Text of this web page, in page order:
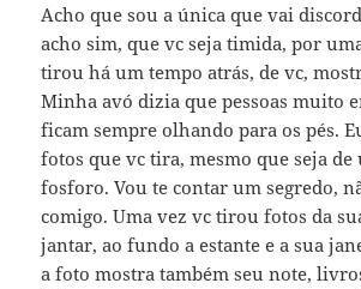
Acho que sou a única que vai
acho sim, que vc seja timida, por
tirou há um tempo atrás, de vc,
Minha avó dizia que pessoas muito
ficam sempre olhando para os pés.
fotos que vc tira, mesmo que seja de
fosforo. Vou te contar um segredo,
comigo. Uma vez vc tirou fotos da
jantar, ao fundo a estante e a sua
a foto mostra também seu note,